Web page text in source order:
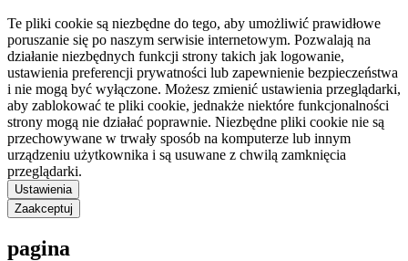
Te pliki cookie są niezbędne do tego, aby umożliwić prawidłowe
poruszanie się po naszym serwisie internetowym. Pozwalają na
działanie niezbędnych funkcji strony takich jak logowanie,
ustawienia preferencji prywatności lub zapewnienie bezpieczeństwa
i nie mogą być wyłączone. Możesz zmienić ustawienia przeglądarki,
aby zablokować te pliki cookie, jednakże niektóre funkcjonalności
strony mogą nie działać poprawnie. Niezbędne pliki cookie nie są
przechowywane w trwały sposób na komputerze lub innym
urządzeniu użytkownika i są usuwane z chwilą zamknięcia
przeglądarki.
Ustawienia
Zaakceptuj
pagina